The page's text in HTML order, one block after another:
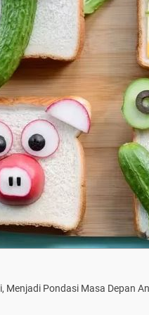
Menjadi Pondasi Masa Depan